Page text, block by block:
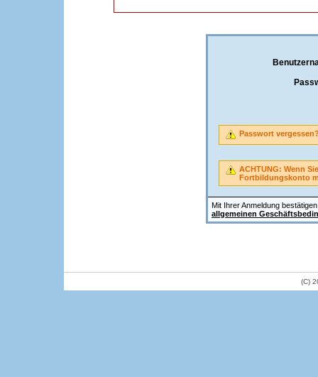
Mit Ihrer Anmeldung
allgemeinen
Passwort
ACHTUNG: Wenn
Fortbildungskonto
(C)